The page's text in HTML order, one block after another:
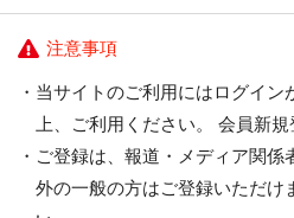
注意事項
当サイトのご利用にはログイン
上、ご利用ください。 会員新規
ご登録は、報道・メディア関係
外の一般の方はご登録いただけ